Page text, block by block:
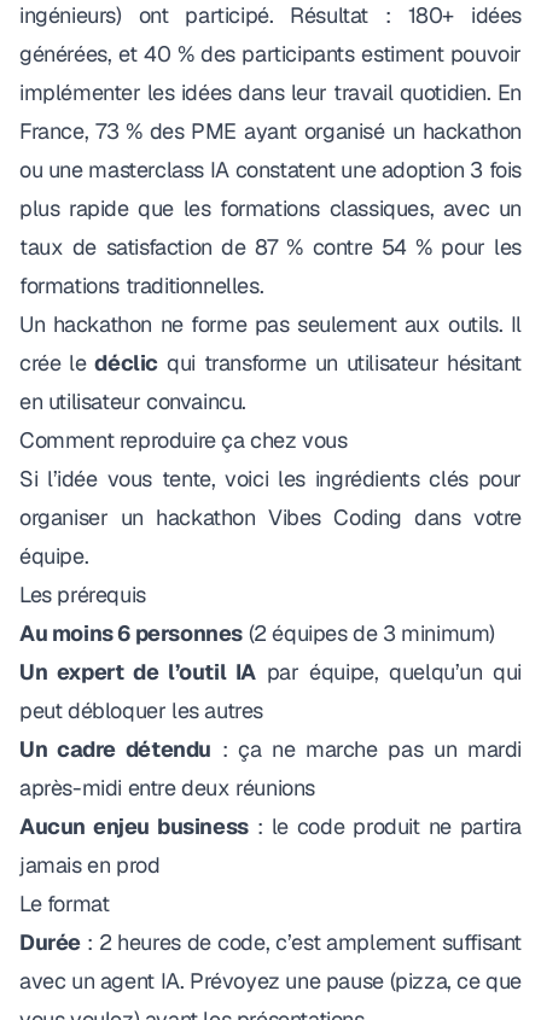
ingénieurs) ont participé. Résultat : 180+ idées
générées, et 40 % des participants estiment pouvoir
implémenter les idées dans leur travail quotidien. En
France,73 % des PME ayant organisé un hackathon
ou une masterclass IAconstatent une adoption 3 fois
plus rapide que les formations classiques, avec un
taux de satisfaction de 87 % contre 54 % pour les
formations traditionnelles.
Un hackathon ne forme pas seulement aux outils. Il
crée ledéclic qui transforme un utilisateur hésitant
en utilisateur convaincu.
Comment reproduire ça chez vous
Si l’idée vous tente, voici les ingrédients clés pour
organiser un hackathon Vibes Coding dans votre
équipe.
Les prérequis
Au moins 6 personnes (2 équipes de 3 minimum)
Un expert de l’outil IA par équipe, quelqu’un qui
peut débloquer les autres
Un cadre détendu : ça ne marche pas un mardi
après-midi entre deux réunions
Aucun enjeu business: le code produit ne partira
jamais en prod
Le format
Durée : 2 heures de code, c’est amplement suffisant
avec un agent IA. Prévoyez une pause (pizza, ce que